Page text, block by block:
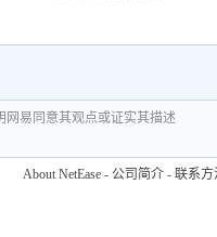
网易同意其观点或证实其描述
About NetEase - 公司简介 - 联系方